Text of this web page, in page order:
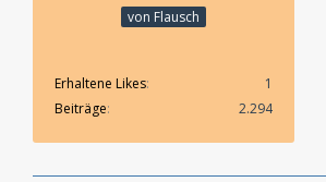
von Flausch
Erhaltene Likes
1
Beiträge
2.294